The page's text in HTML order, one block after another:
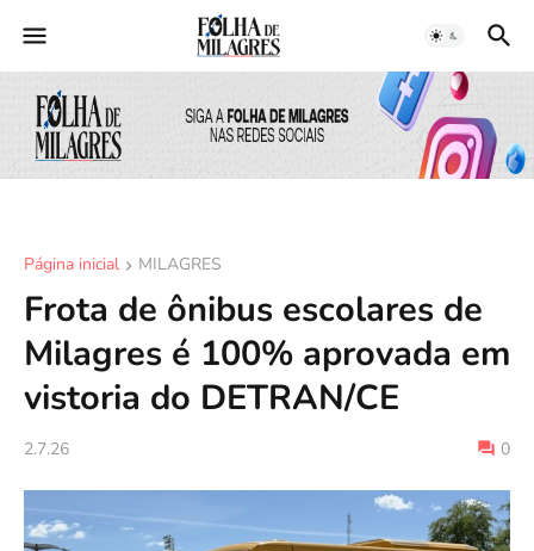
Página inicial MILAGRES
Frota de ônibus escolares de
Milagres é 100% aprovada em
vistoria do DETRAN/CE
2.7.26 0